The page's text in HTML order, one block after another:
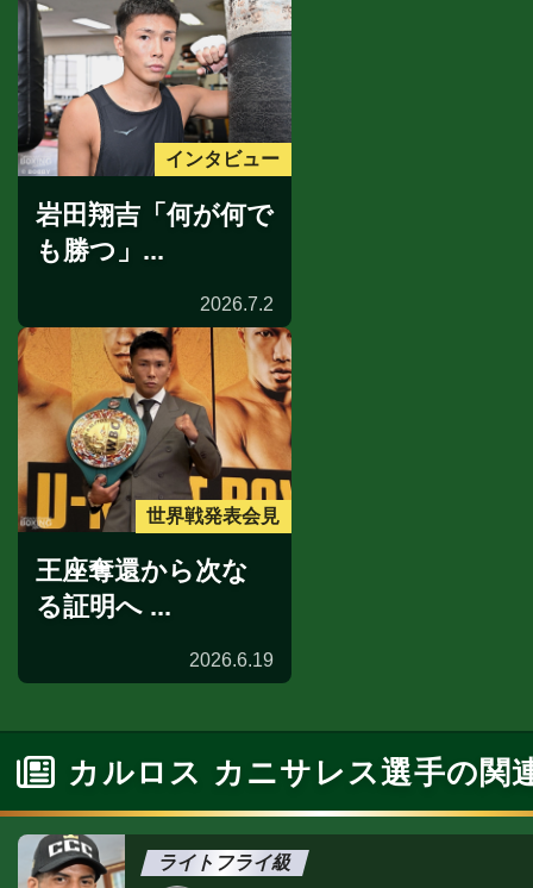
インタビュー
岩田翔吉「何が何で
も勝つ」...
2026.7.2
世界戦発表会見
王座奪還から次な
る証明へ ...
2026.6.19
カルロス カニサレス選手の関
ライトフライ級